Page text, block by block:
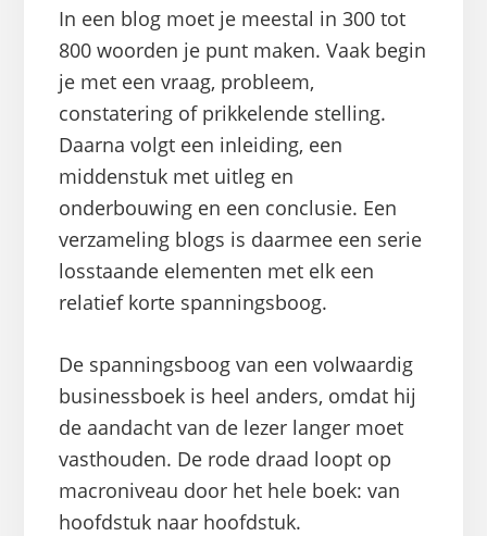
In een blog moet je meestal in 300 tot
800 woorden je punt maken. Vaak begin
je met een vraag, probleem,
constatering of prikkelende stelling.
Daarna volgt een inleiding, een
middenstuk met uitleg en
onderbouwing en een conclusie. Een
verzameling blogs is daarmee een serie
losstaande elementen met elk een
relatief korte spanningsboog.
De spanningsboog van een volwaardig
businessboek is heel anders, omdat hij
de aandacht van de lezer langer moet
vasthouden. De rode draad loopt op
macroniveau door het hele boek: van
hoofdstuk naar hoofdstuk.